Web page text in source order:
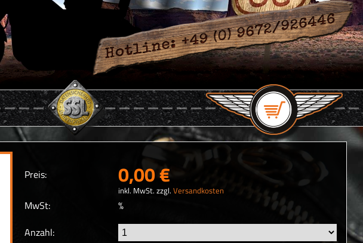
Preis: 0,00 €
inkl. MwSt. zzgl. Versandkosten
MwSt:
%
Anzahl: